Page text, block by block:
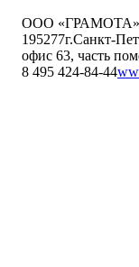
ООО «ГРАМОТА»
195277г.Санкт-
офис 63, часть
8 495 424-84-44